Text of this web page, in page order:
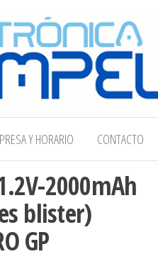
Electrónica COMPEL
Y HORARIO CONTACTO
2000mAh
blister)
GP